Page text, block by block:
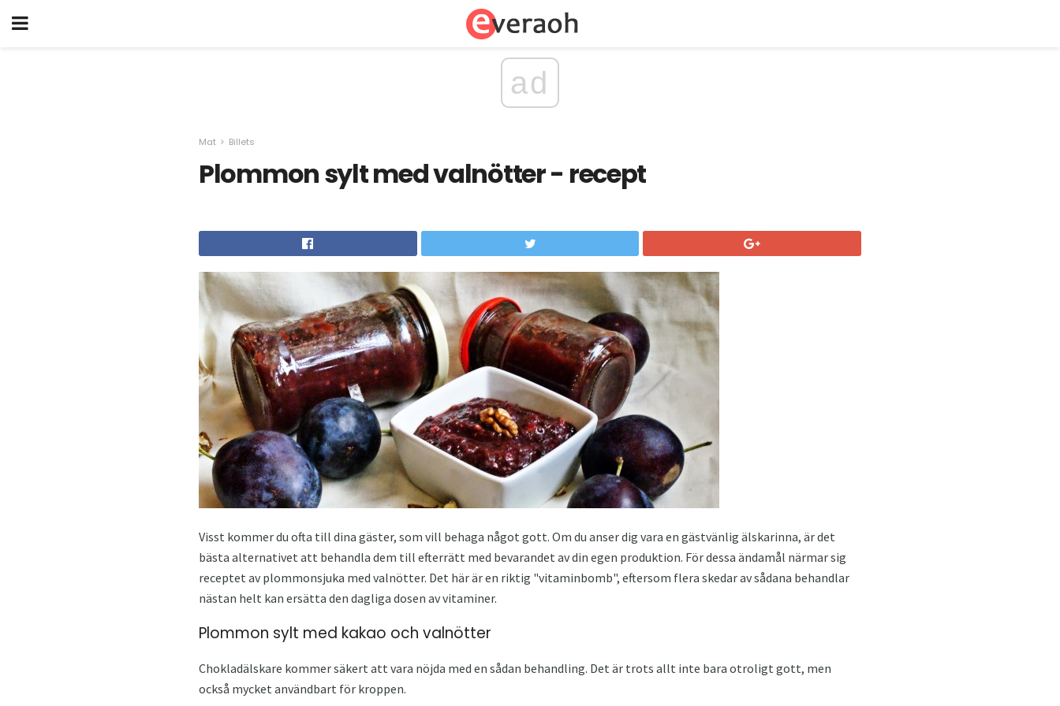
ad
Mat Billets
Plommon sylt med valnötter - recept
Visst kommer du ofta till dina gäster, som vill behaga något gott. Om du anser dig vara en gästvänlig älskarinna, är det
bästa alternativet att behandla dem till efterrätt med bevarandet av din egen produktion. För dessa ändamål närmar sig
receptet av plommonsjuka med valnötter. Det här är en riktig "vitaminbomb", eftersom flera skedar av sådana behandlar
nästan helt kan ersätta den dagliga dosen av vitaminer.
Plommon sylt med kakao och valnötter
Chokladälskare kommer säkert att vara nöjda med en sådan behandling. Det är trots allt inte bara otroligt gott, men
också mycket användbart för kroppen.